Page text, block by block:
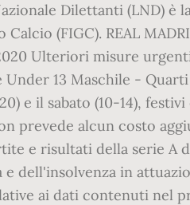
Dilettanti (LND)
Calcio (FIGC). REAL
Ulteriori misure
Under 13 Maschile -
e il sabato (10-14),
prevede alcun costo
e risultati della serie A
dell'insolvenza in
ai dati contenuti nel